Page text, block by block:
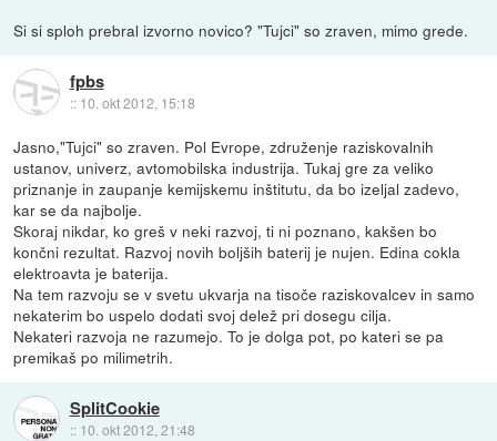
Si si sploh prebral izvorno novico? "Tujci" so zraven, mimo grede.
fpbs
:: 10. okt 2012, 15:18
Jasno,"Tujci" so zraven. Pol Evrope, združenje raziskovalnih
ustanov, univerz, avtomobilska industrija. Tukaj gre za veliko
priznanje in zaupanje kemijskemu inštitutu, da bo izeljal zadevo,
kar se da najbolje.
Skoraj nikdar, ko greš v neki razvoj, ti ni poznano, kakšen bo
končni rezultat. Razvoj novih boljših baterij je nujen. Edina cokla
elektroavta je baterija.
Na tem razvoju se v svetu ukvarja na tisoče raziskovalcev in samo
nekaterim bo uspelo dodati svoj delež pri dosegu cilja.
Nekateri razvoja ne razumejo. To je dolga pot, po kateri se pa
premikaš po milimetrih.
SplitCookie
:: 10. okt 2012, 21:48